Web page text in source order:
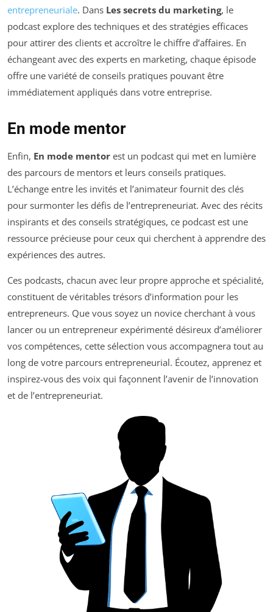
entrepreneuriale. Dans Les secrets du marketing, le
podcast explore des techniques et des stratégies efficaces
pour attirer des clients et accroître le chiffre d’affaires. En
échangeant avec des experts en marketing, chaque épisode
offre une variété de conseils pratiques pouvant être
immédiatement appliqués dans votre entreprise.
En mode mentor
Enfin, En mode mentor est un podcast qui met en lumière
des parcours de mentors et leurs conseils pratiques.
L’échange entre les invités et l’animateur fournit des clés
pour surmonter les défis de l’entrepreneuriat. Avec des récits
inspirants et des conseils stratégiques, ce podcast est une
ressource précieuse pour ceux qui cherchent à apprendre des
expériences des autres.
Ces podcasts, chacun avec leur propre approche et spécialité,
constituent de véritables trésors d’information pour les
entrepreneurs. Que vous soyez un novice cherchant à vous
lancer ou un entrepreneur expérimenté désireux d’améliorer
vos compétences, cette sélection vous accompagnera tout au
long de votre parcours entrepreneurial. Écoutez, apprenez et
inspirez-vous des voix qui façonnent l’avenir de l’innovation
et de l’entrepreneuriat.